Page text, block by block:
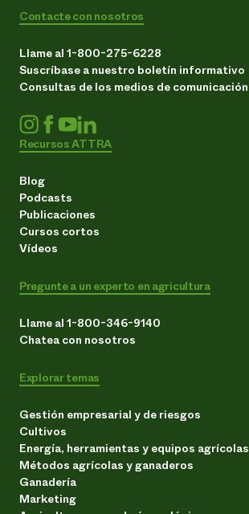
Contacte con nosotros
Llame al 1-800-275-6228
Suscríbase a nuestro boletín informativo
Consultas de los medios de comunicación
Recursos ATTRA
Blog
Podcasts
Publicaciones
Cursos cortos
Vídeos
Pregunte a un experto en agricultura
Llame al 1-800-346-9140
Chatea con nosotros
Explorar temas
Gestión empresarial y de riesgos
Cultivos
Energía, herramientas y equipos agrícolas
Métodos agrícolas y ganaderos
Ganadería
Marketing